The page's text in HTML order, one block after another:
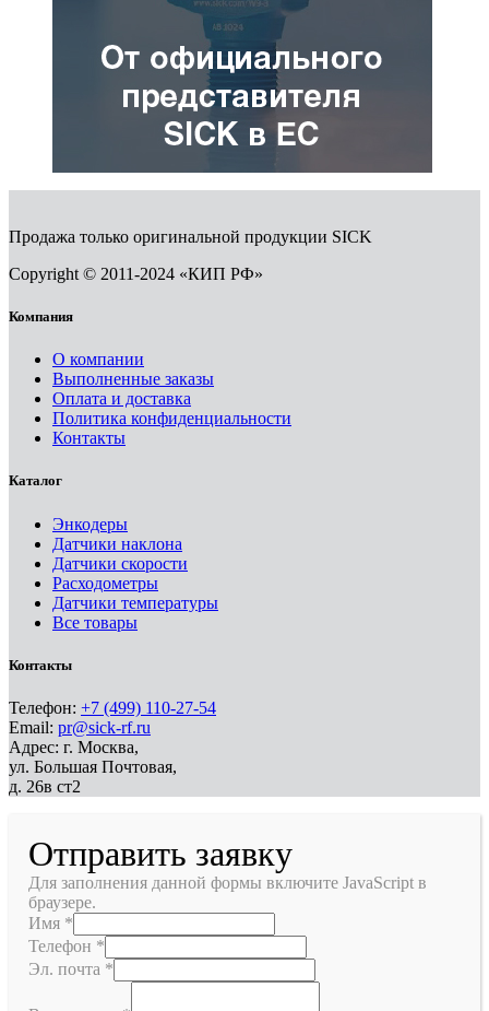
Продажа только оригинальной продукции SICK
Copyright © 2011-2024 «КИП РФ»
Компания
О компании
Выполненные заказы
Оплата и доставка
Политика конфиденциальности
Контакты
Каталог
Энкодеры
Датчики наклона
Датчики скорости
Расходометры
Датчики температуры
Все товары
Контакты
Телефон: +7 (499) 110-27-54
Email: pr@sick-rf.ru
Адрес: г. Москва,
ул. Большая Почтовая,
д. 26в ст2
Отправить заявку
Для заполнения данной формы включите JavaScript в
браузере.
Имя *
Телефон *
Эл. почта *